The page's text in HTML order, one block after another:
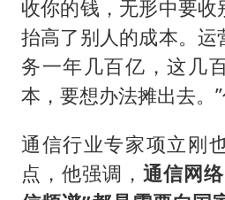
收你的钱，无形中要
抬高了别人的成本。运
务一年几百亿，这几
本，要想办法摊出去。”
通信行业专家项立刚
点，他强调， 通信网